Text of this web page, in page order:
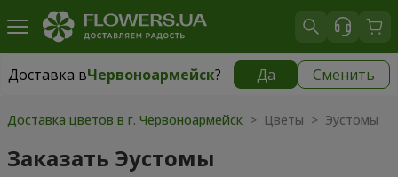
Доставка вЧервоноармейск? Да Сменить
Доставка вЧервоноармейск|754 грн
Доставка цветов в г. Червоноармейск > Цветы > Эустомы
Заказать Эустомы